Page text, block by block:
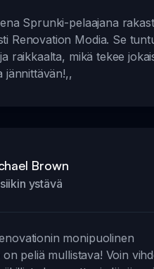
Sprunki-pelaajana
Renovation Modia. Se
raikkaalta, mikä tekee
jännittävän!,,
Brown
ystävä
monipuolinen
peliä mullistava! Voin